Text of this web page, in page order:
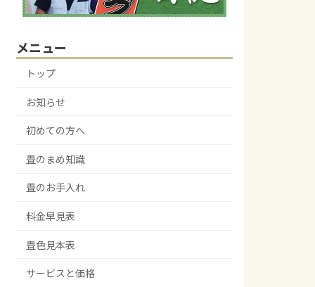
メニュー
トップ
お知らせ
初めての方へ
畳のまめ知識
畳のお手入れ
料金早見表
畳色見本表
サービスと価格